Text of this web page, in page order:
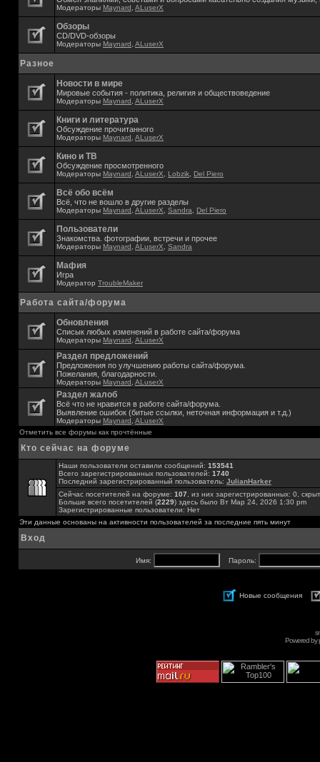
Модераторы Maynard ALuserX
Обзоры
CD/DVD-обзоры
Модераторы Maynard ALuserX
Разное
Новости в мире
Мировые события - политика, религия и обществоведение
Модераторы Maynard ALuserX
Книги и литература
Обсуждение прочитанного
Модераторы Maynard ALuserX
Кино и ТВ
Обсуждение просмотренного
Модераторы Maynard ALuserX Lobzik Del Piero
Всё обо всём
Всё, что не вошло в другие разделы
Модераторы Maynard ALuserX Sandra Del Piero
Пользователи
Знакомства. фотографии, встречи и прочее
Модераторы Maynard ALuserX Sandra
Мафия
Игра
Модератор TroubleMaker
Работа сайта/форума
Обновления
Списык любых изменений в работе сайта/форума
Модераторы Maynard ALuserX
Раздел предложений
Предложения по улучшению работы сайта/форума.
Пожелания, благодарности.
Модераторы Maynard ALuserX
Раздел жалоб
Всё что не нравится в работе сайта/форума.
Выявление ошибок (битые ссылки, неточная информация и т.д.)
Модераторы Maynard ALuserX
Отметить все форумы как прочтённые
Кто сейчас на форуме
Наши пользователи оставили сообщений: 153541
Всего зарегистрированных пользователей: 1740
Последний зарегистрированный пользователь: JulianHarker
Сейчас посетителей на форуме: 107 , из них зарегистрированных: 0,
Больше всего посетителей (2229) здесь было Вт Мар 24, 2026 1:30 pm
Зарегистрированные пользователи: Нет
Эти данные основаны на активности пользователей за последние пять минут
Вход
Имя: Пароль:
Новые сообщения
Powered by